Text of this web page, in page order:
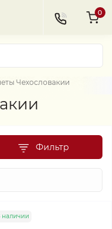
0
Чехословакии
Фильтр
наличии